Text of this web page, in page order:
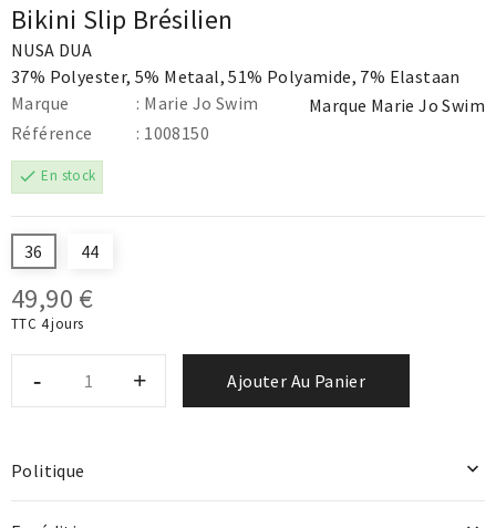
Bikini Slip Brésilien
NUSA DUA
37% Polyester, 5% Metaal, 51% Polyamide, 7% Elastaan
Marque
: Marie Jo Swim Marque Marie Jo Swim
Référence
: 1008150
check En stock
36 44
49,90 €
TTC 4 jours
Ajouter Au Panier

Politique